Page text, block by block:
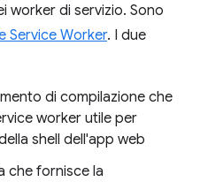
worker di servizio. Sono
Service Worker. I due
di compilazione che
worker utile per
shell dell'app web
che fornisce la